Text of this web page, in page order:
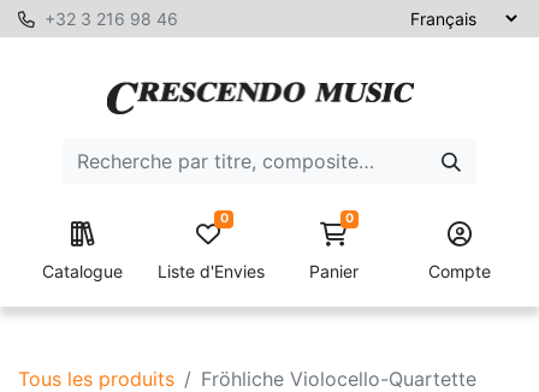
+32 3 216 98 46
Catalogue Liste d'Envies
0 0
Panier Compte
Tous les produits Fröhliche Violocello-Quartette